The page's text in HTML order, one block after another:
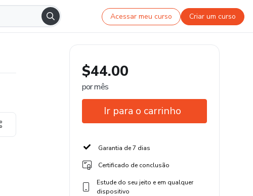
Acessar meu curso Criar um curso
$44.00
por mês
Ir para o carrinho
Garantia de 7 dias
Certificado de conclusão
Estude do seu jeito e em qualquer
dispositivo